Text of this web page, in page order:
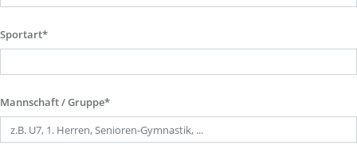
Sportart*
Mannschaft / Gruppe*